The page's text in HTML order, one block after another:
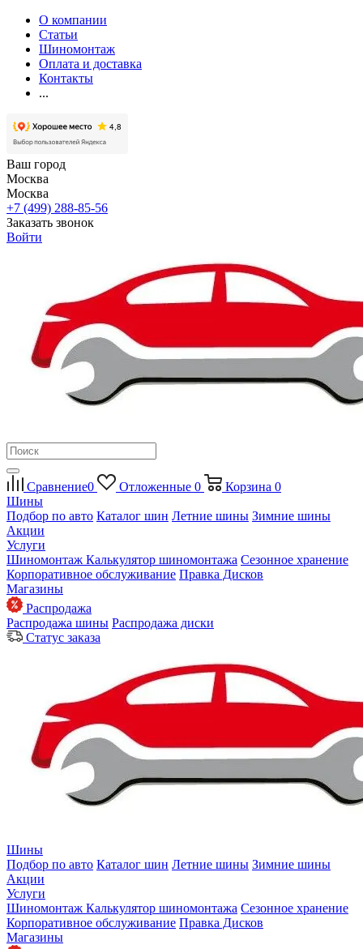
О компании
Статьи
Шиномонтаж
Оплата и доставка
Контакты
...
Ваш город
Москва
Москва
+7 (499) 288-85-56
Заказать звонок
Войти
Сравнение0 Отложенные 0 Корзина 0
Шины
Подбор по авто Каталог шин Летние шины Зимние шины
Акции
Услуги
Шиномонтаж Калькулятор шиномонтажа Сезонное хранение
Корпоративное обслуживание Правка Дисков
Магазины
Распродажа
Распродажа шины Распродажа диски
Статус заказа
Шины
Подбор по авто Каталог шин Летние шины Зимние шины
Акции
Услуги
Шиномонтаж Калькулятор шиномонтажа Сезонное хранение
Корпоративное обслуживание Правка Дисков
Магазины